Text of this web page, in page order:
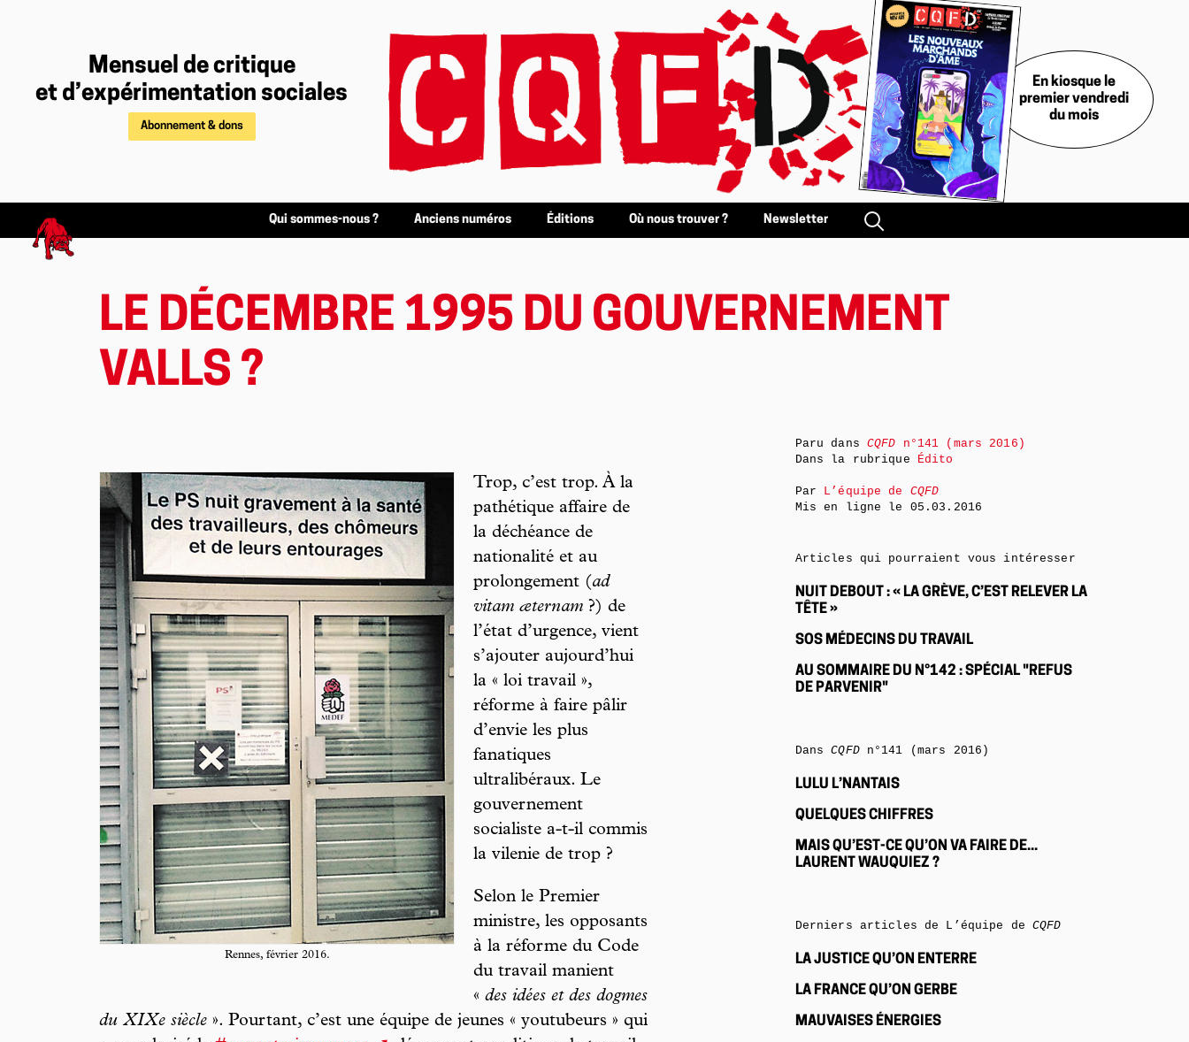
Mensuel de critique
et d’expérimentation sociales
Abonnement & dons
En kiosque le
premier vendredi
du mois
Qui sommes-nous ? Anciens numéros Éditions Où nous trouver ? Newsletter
LE DÉCEMBRE 1995 DU GOUVERNEMENT
VALLS ?
Rennes, février 2016.
Trop, c’est trop. À la
pathétique affaire de
la déchéance de
nationalité et au
prolongement (ad
vitam æternam ?) de
l’état d’urgence, vient
s’ajouter aujourd’hui
la « loi travail »,
réforme à faire pâlir
d’envie les plus
fanatiques
ultralibéraux. Le
gouvernement
socialiste a-t-il commis
la vilenie de trop ?
Selon le Premier
ministre, les opposants
à la réforme du Code
du travail manient
« des idées et des dogmes
du XIXe siècle ». Pourtant, c’est une équipe de jeunes « youtubeurs » qui
Paru dans CQFD n°141 (mars 2016)
Dans la rubrique Édito
Par L’équipe de CQFD
Mis en ligne le 05.03.2016
Articles qui pourraient vous intéresser
NUIT DEBOUT : « LA GRÈVE, C’EST RELEVER LA
TÊTE »
SOS MÉDECINS DU TRAVAIL
AU SOMMAIRE DU N°142 : SPÉCIAL "REFUS
DE PARVENIR"
DansCQFDn°141 (mars 2016)
LULU L’NANTAIS
QUELQUES CHIFFRES
MAIS QU’EST-CE QU’ON VA FAIRE DE...
LAURENT WAUQUIEZ ?
Derniers articles de L’équipe de CQFD
LA JUSTICE QU’ON ENTERRE
LA FRANCE QU’ON GERBE
MAUVAISES ÉNERGIES